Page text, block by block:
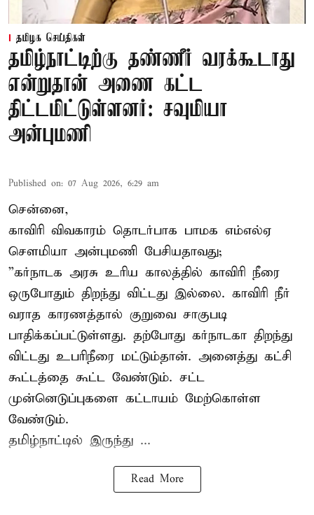
தமிழக செய்திகள்
தமிழ்நாட்டிற்கு தண்ணீர் வரக்கூடாது
என்றுதான் அணை கட்ட
திட்டமிட்டுள்ளனர்: சவுமியா
அன்புமணி
Published on: 07 Aug 2026, 6:29 am
சென்னை,
காவிரி விவகாரம் தொடர்பாக பாமக எம்எல்ஏ
சௌமியா அன்புமணி பேசியதாவது;
”கர்நாடக அரசு உரிய காலத்தில் காவிரி நீரை
ஒருபோதும் திறந்து விட்டது இல்லை. காவிரி நீர்
வராத காரணத்தால் குறுவை சாகுபடி
பாதிக்கப்பட்டுள்ளது. தற்போது கர்நாடகா திறந்து
விட்டது உபரிநீரை மட்டும்தான். அனைத்து கட்சி
கூட்டத்தை கூட்ட வேண்டும். சட்ட
முன்னெடுப்புகளை கட்டாயம் மேற்கொள்ள
வேண்டும்.
தமிழ்நாட்டில் இருந்து ...
Read More